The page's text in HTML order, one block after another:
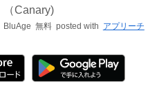
（Canary)
BluAge 無料 posted with アプリーチ